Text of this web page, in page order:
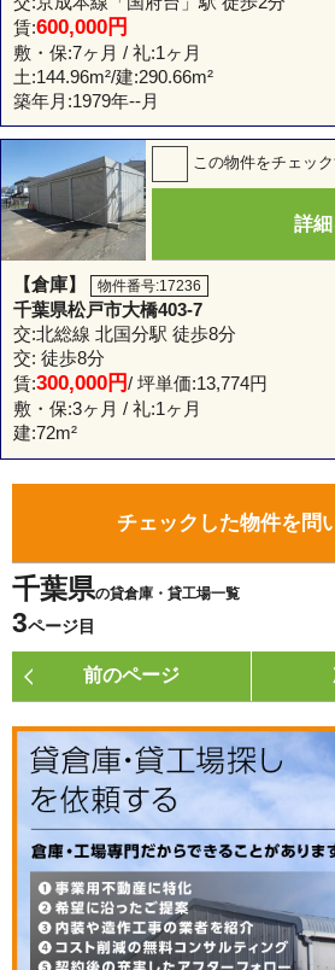
賃:600,000円
敷・保:7ヶ月 / 礼:1ヶ月
土:144.96m²/建:290.66m²
築年月:1979年--月
この物件をチェッ
詳
【倉庫】 物件番号:17236
千葉県松戸市大橋403-7
交:北総線 北国分駅 徒歩8分
交: 徒歩8分
賃:300,000円/ 坪単価:13,774円
敷・保:3ヶ月 / 礼:1ヶ月
建:72m²
チェックした物件を問
千葉県の貸倉庫・貸工場一覧
3ページ目
前のページ